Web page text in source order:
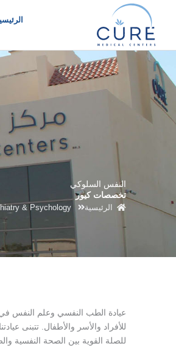
المحتوى
النفس السلوكي
تخصصات كيور
الرئيسية & Psychology
عيادة الطب النفسي وعلم النفس
للأفراد والأسر والأطفال. تتبنى
للصلة القوية بين الصحة النفسية